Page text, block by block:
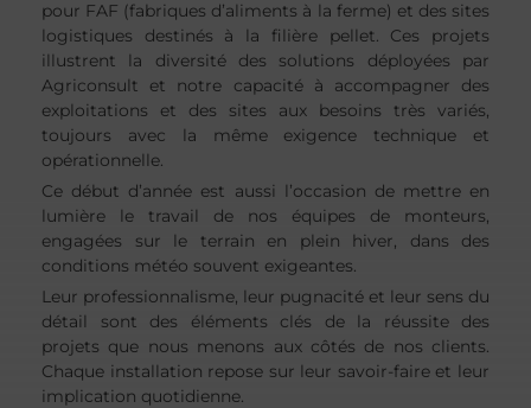
pour FAF (fabriques d’aliments à la ferme) et des sites
logistiques destinés à la filière pellet. Ces projets
illustrent la diversité des solutions déployées par
Agriconsult et notre capacité à accompagner des
exploitations et des sites aux besoins très variés,
toujours avec la même exigence technique et
opérationnelle.
Ce début d’année est aussi l’occasion de mettre en
lumière le travail de nos équipes de monteurs,
engagées sur le terrain en plein hiver, dans des
conditions météo souvent exigeantes.
Leur professionnalisme, leur pugnacité et leur sens du
détail sont des éléments clés de la réussite des
projets que nous menons aux côtés de nos clients.
Chaque installation repose sur leur savoir-faire et leur
implication quotidienne.